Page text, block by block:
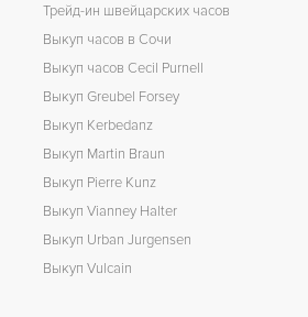
Трейд-ин швейцарских часов
Выкуп часов в Сочи
Выкуп часов Cecil Purnell
Выкуп Greubel Forsey
Выкуп Kerbedanz
Выкуп Martin Braun
Выкуп Pierre Kunz
Выкуп Vianney Halter
Выкуп Urban Jurgensen
Выкуп Vulcain